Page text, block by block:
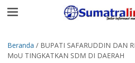
Beranda / BUPATI SAFARUDDIN DAN
MoU TINGKATKAN SDM DI DAERAH